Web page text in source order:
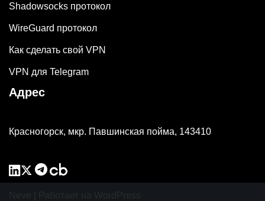
Shadowsocks протокол
WireGuard протокол
Как сделать свой VPN
VPN для Telegram
Адрес
Красногорск, мкр. Павшинская пойма, 143410
Neve | Работает на WordPress